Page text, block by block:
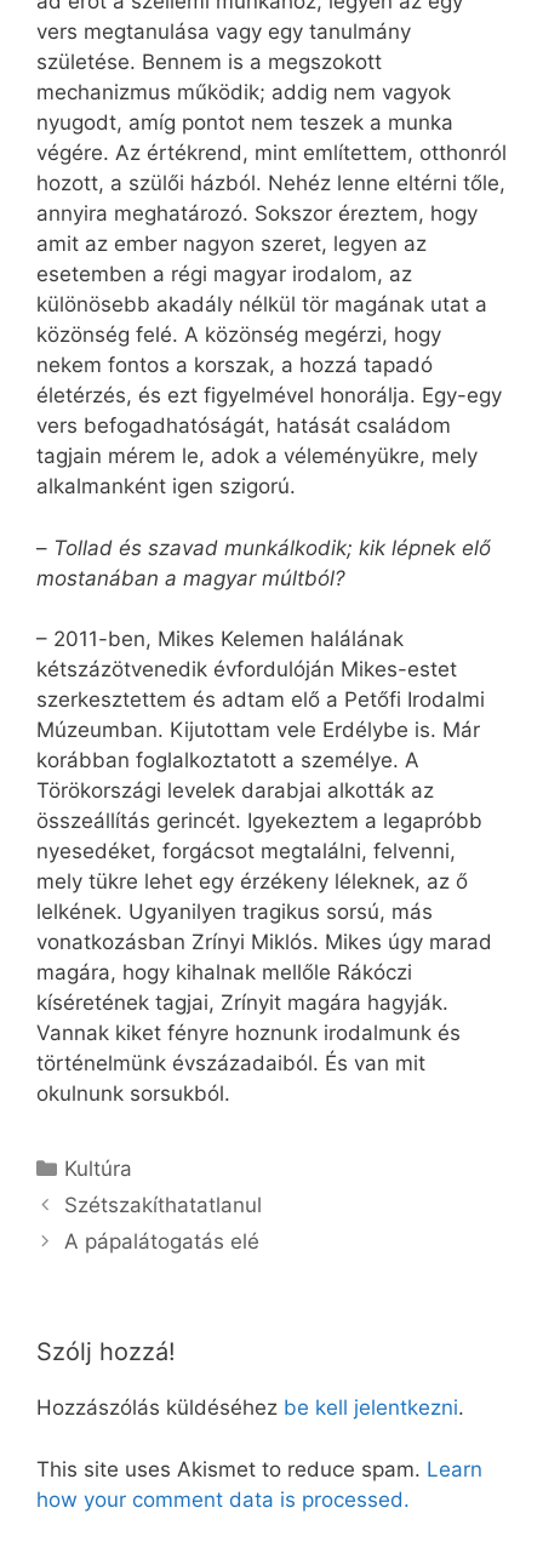
vers megtanulása vagy egy tanulmány
születése. Bennem is a megszokott
mechanizmus működik; addig nem vagyok
nyugodt, amíg pontot nem teszek a munka
végére. Az értékrend, mint említettem, otthonról
hozott, a szülői házból. Nehéz lenne eltérni tőle,
annyira meghatározó. Sokszor éreztem, hogy
amit az ember nagyon szeret, legyen az
esetemben a régi magyar irodalom, az
különösebb akadály nélkül tör magának utat a
közönség felé. A közönség megérzi, hogy
nekem fontos a korszak, a hozzá tapadó
életérzés, és ezt figyelmével honorálja. Egy-egy
vers befogadhatóságát, hatását családom
tagjain mérem le, adok a véleményükre, mely
alkalmanként igen szigorú.
– Tollad és szavad munkálkodik; kik lépnek elő
mostanában a magyar múltból?
– 2011-ben, Mikes Kelemen halálának
kétszázötvenedik évfordulóján Mikes-estet
szerkesztettem és adtam elő a Petőfi Irodalmi
Múzeumban. Kijutottam vele Erdélybe is. Már
korábban foglalkoztatott a személye. A
Törökországi levelek darabjai alkották az
összeállítás gerincét. Igyekeztem a legapróbb
nyesedéket, forgácsot megtalálni, felvenni,
mely tükre lehet egy érzékeny léleknek, az ő
lelkének. Ugyanilyen tragikus sorsú, más
vonatkozásban Zrínyi Miklós. Mikes úgy marad
magára, hogy kihalnak mellőle Rákóczi
kíséretének tagjai, Zrínyit magára hagyják.
Vannak kiket fényre hoznunk irodalmunk és
történelmünk évszázadaiból. És van mit
okulnunk sorsukból.
Kategória
Kultúra
Szétszakíthatatlanul
A pápalátogatás elé
Szólj hozzá!
Hozzászólás küldéséhez be kell jelentkezni.
This site uses Akismet to reduce spam. Learn
how your comment data is processed.